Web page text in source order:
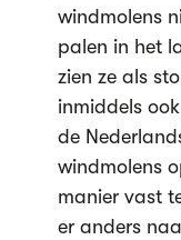
windmolens
palen in het
zien ze als
inmiddels
de
windmolens
manier vast
er anders